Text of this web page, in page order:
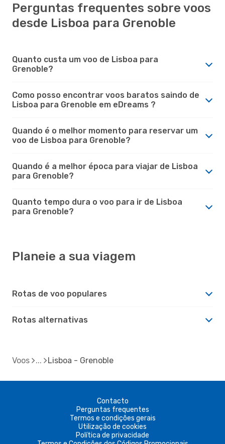
Perguntas frequentes sobre voos
desde Lisboa para Grenoble
Quanto custa um voo de Lisboa para
Grenoble?
Como posso encontrar voos baratos saindo de
Lisboa para Grenoble em eDreams ?
Quando é o melhor momento para reservar um
voo de Lisboa para Grenoble?
Quando é a melhor época para viajar de Lisboa
para Grenoble?
Quanto tempo dura o voo para ir de Lisboa
para Grenoble?
Planeie a sua viagem
Rotas de voo populares
Rotas alternativas
Voos Lisboa - Grenoble
Contacto
Perguntas frequentes
Termos e condições gerais
Utilização de cookies
Política de privacidade